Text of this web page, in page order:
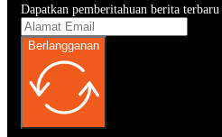
Dapatkan pemberitahuan berita
Berlangganan